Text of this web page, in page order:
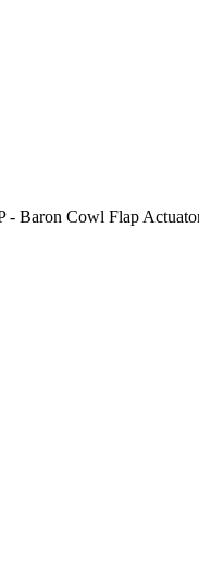
- Baron Cowl Flap